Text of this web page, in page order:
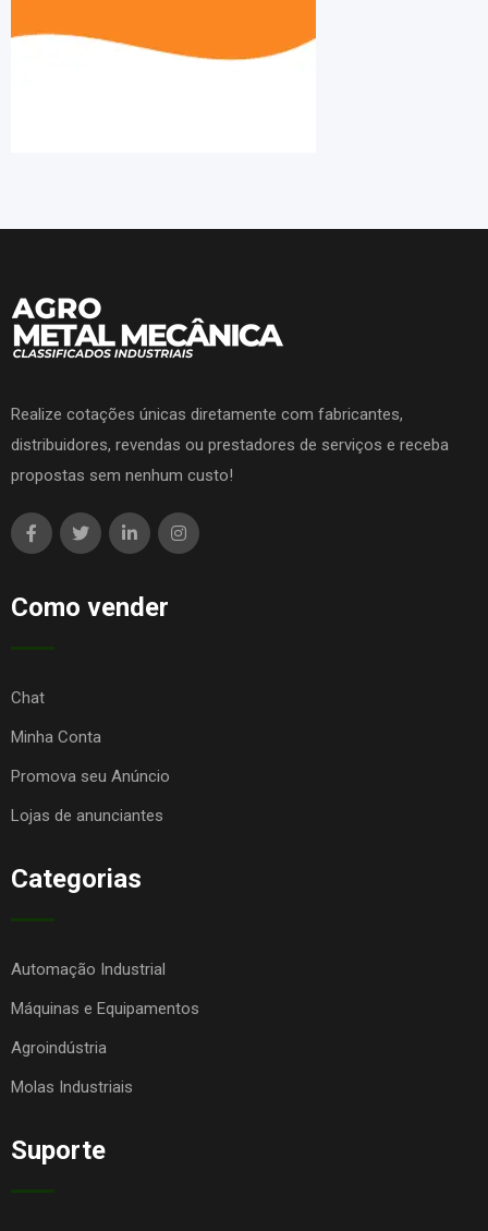
Realize cotações únicas diretamente com fabricantes,
distribuidores, revendas ou prestadores de serviços e receba
propostas sem nenhum custo!
Como vender
Chat
Minha Conta
Promova seu Anúncio
Lojas de anunciantes
Categorias
Automação Industrial
Máquinas e Equipamentos
Agroindústria
Molas Industriais
Suporte